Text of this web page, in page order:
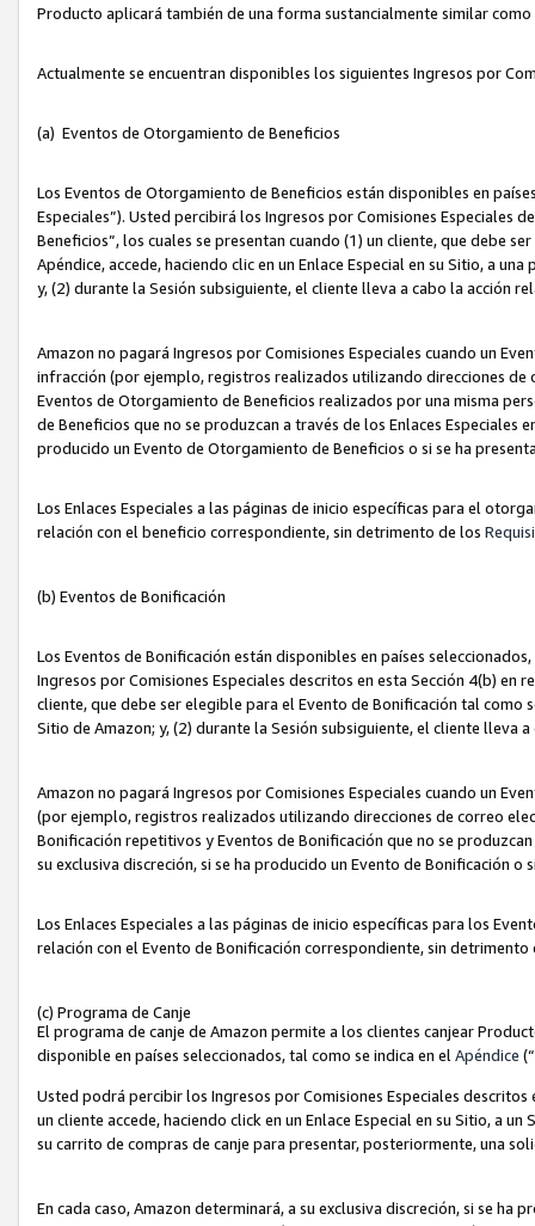
Producto aplicará también de una forma sustancialmente similar
Actualmente se encuentran disponibles los siguientes Ingresos por
(a) Eventos de Otorgamiento de Beneficios
Los Eventos de Otorgamiento de Beneficios están disponibles en
Especiales”). Usted percibirá los Ingresos por Comisiones Especiales
Beneficios”, los cuales se presentan cuando (1) un cliente, que debe
Apéndice, accede, haciendo clic en un Enlace Especial en su Sitio, a
y, (2) durante la Sesión subsiguiente, el cliente lleva a cabo la acción
Amazon no pagará Ingresos por Comisiones Especiales cuando un
infracción (por ejemplo, registros realizados utilizando direcciones
Eventos de Otorgamiento de Beneficios realizados por una misma
de Beneficios que no se produzcan a través de los Enlaces Especiales
producido un Evento de Otorgamiento de Beneficios o si se ha
Los Enlaces Especiales a las páginas de inicio específicas para el
relación con el beneficio correspondiente, sin detrimento de los
(b) Eventos de Bonificación
Los Eventos de Bonificación están disponibles en países
Ingresos por Comisiones Especiales descritos en esta Sección 4(b) en
cliente, que debe ser elegible para el Evento de Bonificación tal como
Sitio de Amazon; y, (2) durante la Sesión subsiguiente, el cliente lleva
Amazon no pagará Ingresos por Comisiones Especiales cuando un
(por ejemplo, registros realizados utilizando direcciones de correo
Bonificación repetitivos y Eventos de Bonificación que no se
su exclusiva discreción, si se ha producido un Evento de Bonificación
Los Enlaces Especiales a las páginas de inicio específicas para los
relación con el Evento de Bonificación correspondiente, sin
(c) Programa de Canje
El programa de canje de Amazon permite a los clientes canjear
disponible en países seleccionados, tal como se indica en el Apéndice
Usted podrá percibir los Ingresos por Comisiones Especiales
un cliente accede, haciendo click en un Enlace Especial en su Sitio, a
su carrito de compras de canje para presentar, posteriormente, una
En cada caso, Amazon determinará, a su exclusiva discreción, si se